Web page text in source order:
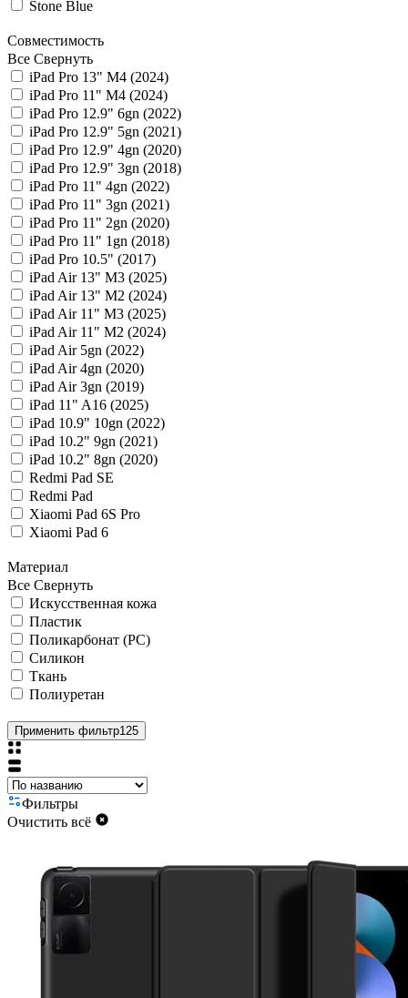
Stone Blue
Совместимость
Все Свернуть
iPad Pro 13" M4 (2024)
iPad Pro 11" M4 (2024)
iPad Pro 12.9" 6gn (2022)
iPad Pro 12.9" 5gn (2021)
iPad Pro 12.9" 4gn (2020)
iPad Pro 12.9" 3gn (2018)
iPad Pro 11" 4gn (2022)
iPad Pro 11" 3gn (2021)
iPad Pro 11" 2gn (2020)
iPad Pro 11" 1gn (2018)
iPad Pro 10.5" (2017)
iPad Air 13" M3 (2025)
iPad Air 13" M2 (2024)
iPad Air 11" M3 (2025)
iPad Air 11" M2 (2024)
iPad Air 5gn (2022)
iPad Air 4gn (2020)
iPad Air 3gn (2019)
iPad 11" A16 (2025)
iPad 10.9" 10gn (2022)
iPad 10.2" 9gn (2021)
iPad 10.2" 8gn (2020)
Redmi Pad SE
Redmi Pad
Xiaomi Pad 6S Pro
Xiaomi Pad 6
Материал
Все Свернуть
Искусственная кожа
Пластик
Поликарбонат (PC)
Силикон
Ткань
Полиуретан
Применить фильтр125
Фильтры
Очистить всё